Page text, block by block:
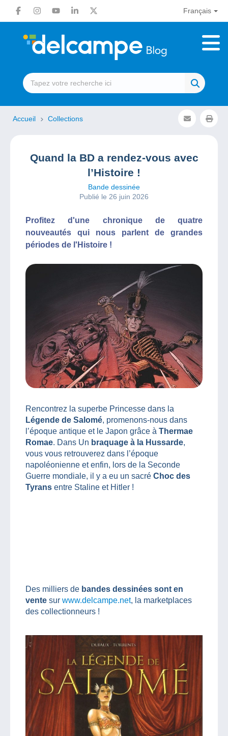
Français
Accueil Collections
Quand la BD a rendez-vous avec
l’Histoire !
Bande dessinée
Publié le 26 juin 2026
Profitez d'une chronique de quatre
nouveautés qui nous parlent de grandes
périodes de l'Histoire !
Rencontrez la superbe Princesse dans la
Légende de Salomé, promenons-nous dans
l’époque antique et le Japon grâce à Thermae
Romae. Dans Un braquage à la Hussarde,
vous vous retrouverez dans l’époque
napoléonienne et enfin, lors de la Seconde
Guerre mondiale, il y a eu un sacré Choc des
Tyrans entre Staline et Hitler !
Des milliers de bandes dessinées sont en
vente sur www.delcampe.net, la marketplaces
des collectionneurs !